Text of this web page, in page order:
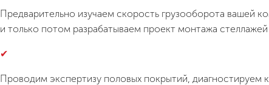
Предварительно изучаем скорость грузооборота вашей
и только потом разрабатываем проект монтажа
Проводим экспертизу половых покрытий,